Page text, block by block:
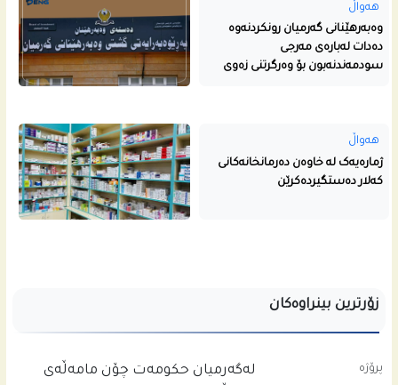
هەواڵ
وەبەرهێنانی گەرمیان رونکردنەوە
دەدات لەبارەی مەرجی
سودمەندنەبون بۆ وەرگرتنی زەوی
هەواڵ
ژمارەیەک لە خاوەن دەرمانخانەکانی
کەلار دەستگیردەکرێن
زۆرترین بینراوەکان
پرۆژە
له‌گه‌رمیان حكومه‌ت چۆن مامه‌ڵه‌ى